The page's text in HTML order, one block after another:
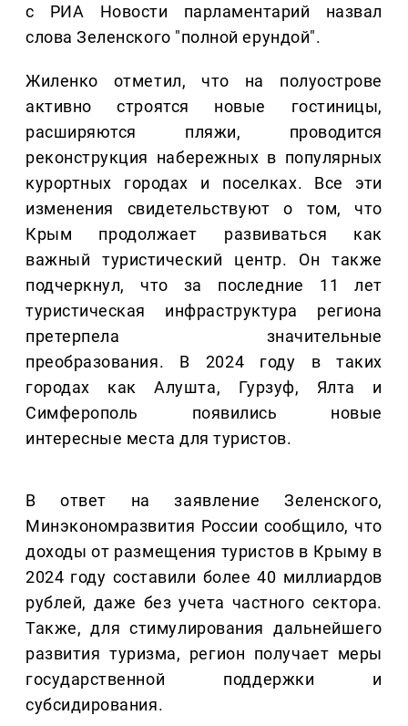
с РИА Новости парламентарий назвал
слова Зеленского "полной ерундой".
Жиленко отметил, что на полуострове
активно строятся новые гостиницы,
расширяются пляжи, проводится
реконструкция набережных в популярных
курортных городах и поселках. Все эти
изменения свидетельствуют о том, что
Крым продолжает развиваться как
важный туристический центр. Он также
подчеркнул, что за последние 11 лет
туристическая инфраструктура региона
претерпела значительные
преобразования. В 2024 году в таких
городах как Алушта, Гурзуф, Ялта и
Симферополь появились новые
интересные места для туристов.
В ответ на заявление Зеленского,
Минэкономразвития России сообщило, что
доходы от размещения туристов в Крыму в
2024 году составили более 40 миллиардов
рублей, даже без учета частного сектора.
Также, для стимулирования дальнейшего
развития туризма, регион получает меры
государственной поддержки и
субсидирования.